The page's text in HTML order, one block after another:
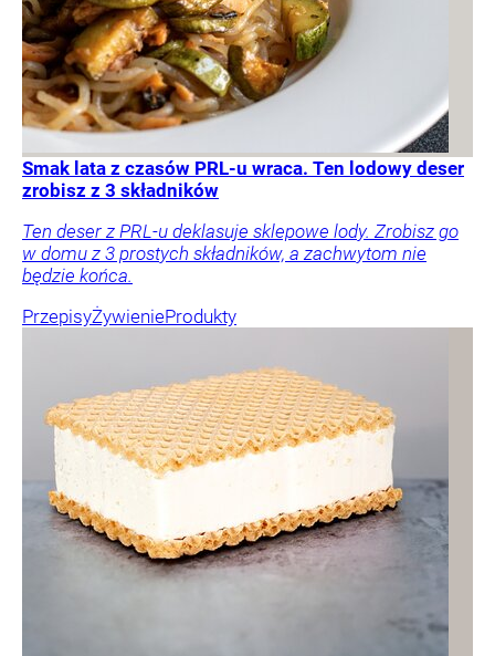
Smak lata z czasów PRL-u wraca. Ten lodowy deser
zrobisz z 3 składników
Ten deser z PRL-u deklasuje sklepowe lody. Zrobisz go
w domu z 3 prostych składników, a zachwytom nie
będzie końca.
PrzepisyŻywienieProdukty